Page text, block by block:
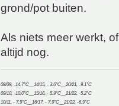
grond/pot buiten.
Als niets meer werkt,
altijd nog.
08/09, -14.7°C__14/15, - 3.6°C__20/21, -9.1°C
09/10, -10.0°C__15/16, - 5.9°C__21/22, -5.2°C
10/11, - 7.9°C__16/17, - 7.9°C__21/22, -6.9°C